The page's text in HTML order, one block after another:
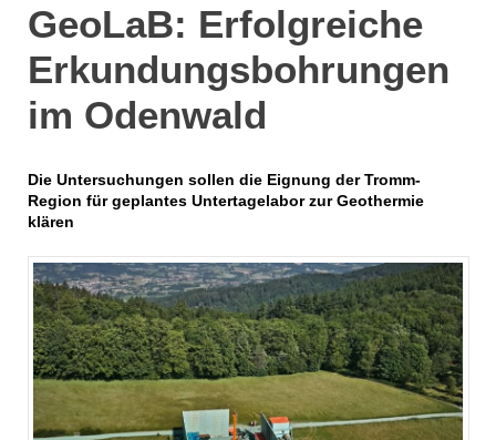
GeoLaB: Erfolgreiche
Erkundungsbohrungen
im Odenwald
Die Untersuchungen sollen die Eignung der Tromm-
Region für geplantes Untertagelabor zur Geothermie
klären